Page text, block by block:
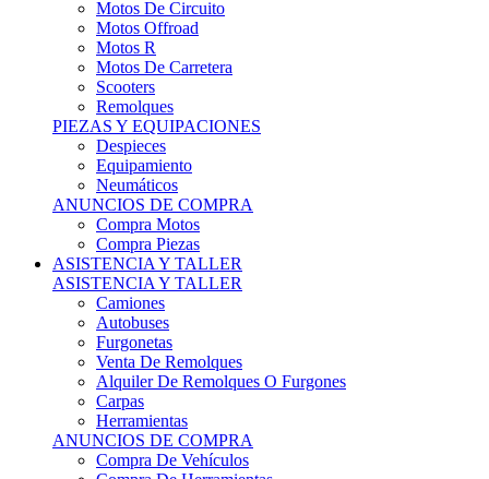
Motos R
Motos De Carretera
Scooters
Remolques
PIEZAS Y EQUIPACIONES
Despieces
Equipamiento
Neumáticos
ANUNCIOS DE COMPRA
Compra Motos
Compra Piezas
ASISTENCIA Y TALLER
ASISTENCIA Y TALLER
Camiones
Autobuses
Furgonetas
Venta De Remolques
Alquiler De Remolques O Furgones
Carpas
Herramientas
ANUNCIOS DE COMPRA
Compra De Vehículos
Compra De Herramientas